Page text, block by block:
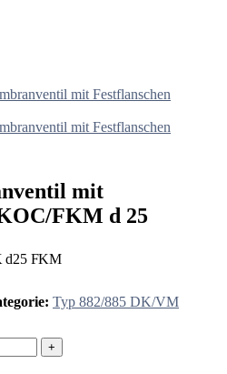
mit Festflanschen
mit Festflanschen
mit
FKM d 25
d25 FKM
Typ 882/885 DK/VM
+